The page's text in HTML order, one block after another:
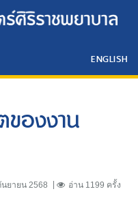
ENGLISH
ของงาน
นยายน 2568 อ่าน 1199 ครั้ง